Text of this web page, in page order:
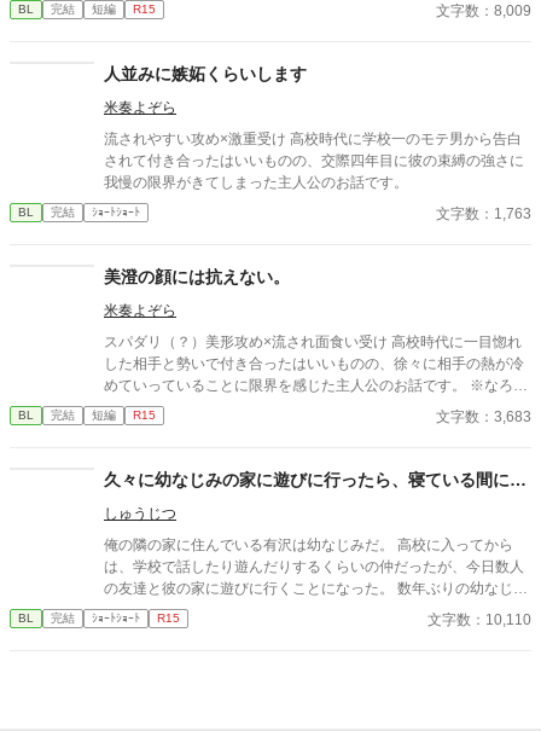
BL 完結 短編 R15 文字数：8,009
人並みに嫉妬くらいします
米奏よぞら
流されやすい攻め×激重受け 高校時代に学校一のモテ男から告白
されて付き合ったはいいものの、交際四年目に彼の束縛の強さに
我慢の限界がきてしまった主人公のお話です。
BL 完結 ｼｮｰﾄｼｮｰﾄ 文字数：1,763
美澄の顔には抗えない。
米奏よぞら
スパダリ（？）美形攻め×流され面食い受け 高校時代に一目惚れ
した相手と勢いで付き合ったはいいものの、徐々に相手の熱が冷
めていっていることに限界を感じた主人公のお話です。 ※なろ
う、カクヨムでも掲載中です。
BL 完結 短編 R15 文字数：3,683
久々に幼なじみの家に遊びに行ったら、寝ている間に…
しゅうじつ
俺の隣の家に住んでいる有沢は幼なじみだ。 高校に入ってから
は、学校で話したり遊んだりするくらいの仲だったが、今日数人
の友達と彼の家に遊びに行くことになった。 数年ぶりの幼なじみ
の家を懐かしんでいる中、いつの間にか友人たちは帰っており、
幼なじみと2人きりに。 そこで俺は彼の部屋であるものを見つけ
BL 完結 ｼｮｰﾄｼｮｰﾄ R15 文字数：10,110